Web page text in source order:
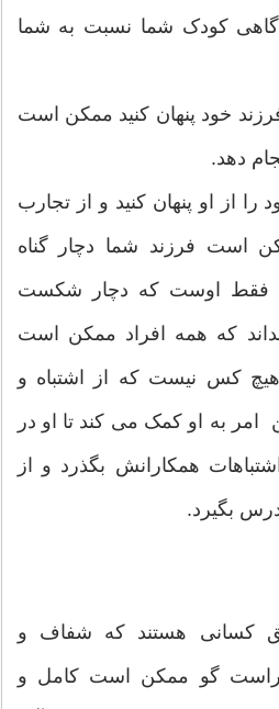
گاهی کودک شما نسبت به شما
خود پنهان کنید ممکن است
دهد.
از او پنهان کنید و از تجارب
است فرزند شما دچار گناه
فقط اوست که دچار شکست
که همه افراد ممکن است
کس نیست که از اشتباه و
به او کمک می کند تا او در
همکارانش بگذرد و از
بگیرد.
کسانی هستند که شفاف و
راست گو ممکن است کامل و